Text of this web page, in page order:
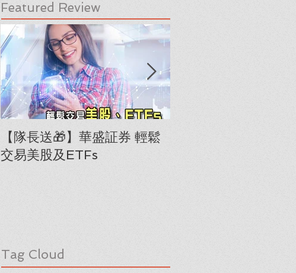
Featured Review
【隊長送🎁】華盛証券 輕鬆
交易美股及ETFs
Tag Cloud